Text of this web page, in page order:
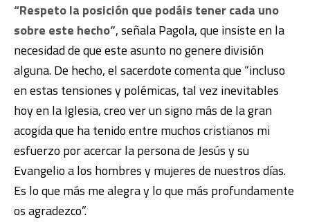
“Respeto la posición que podáis tener cada uno
sobre este hecho”, señala Pagola, que insiste en la
necesidad de que este asunto no genere división
alguna. De hecho, el sacerdote comenta que “incluso
en estas tensiones y polémicas, tal vez inevitables
hoy en la Iglesia, creo ver un signo más de la gran
acogida que ha tenido entre muchos cristianos mi
esfuerzo por acercar la persona de Jesús y su
Evangelio a los hombres y mujeres de nuestros días.
Es lo que más me alegra y lo que más profundamente
os agradezco”.